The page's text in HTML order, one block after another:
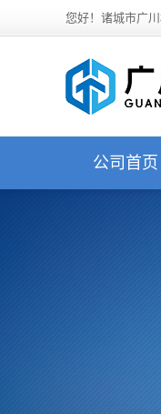
您好！诸城市广
公司首页